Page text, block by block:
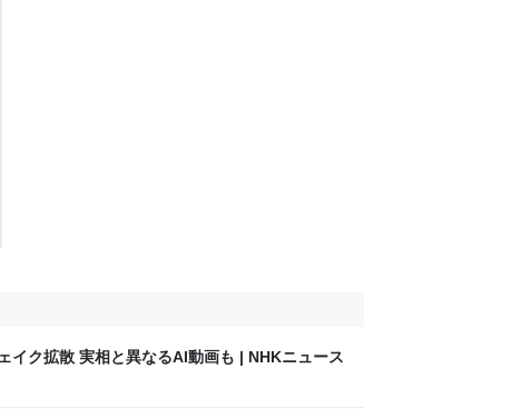
イク拡散 実相と異なるAI動画も | NHKニュース